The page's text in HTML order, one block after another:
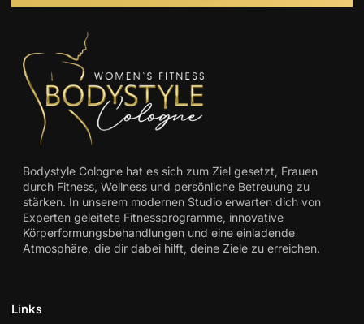
Bodystyle Cologne hat es sich zum Ziel gesetzt, Frauen
durch Fitness, Wellness und persönliche Betreuung zu
stärken. In unserem modernen Studio erwarten dich von
Experten geleitete Fitnessprogramme, innovative
Körperformungsbehandlungen und eine einladende
Atmosphäre, die dir dabei hilft, deine Ziele zu erreichen.
Links